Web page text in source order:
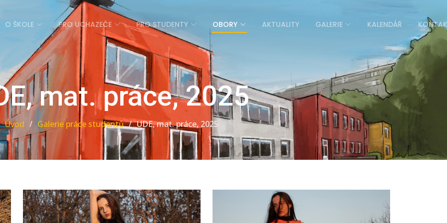
O ŠKOLE PRO UCHAZEČE PRO STUDENTY OBORY AKTUALITY GALERIE KALENDÁŘ
mat. práce, 2025
Úvod Galerie práce studentů UDE, mat. práce, 2025